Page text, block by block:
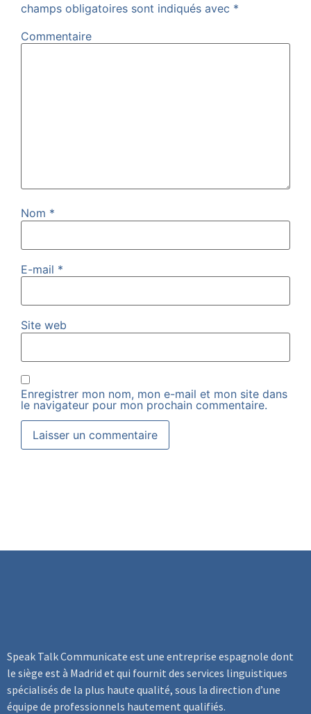
champs obligatoires sont indiqués avec *
Commentaire
Nom *
E-mail *
Site web
Enregistrer mon nom, mon e-mail et mon site dans
le navigateur pour mon prochain commentaire.
Speak Talk Communicate est une entreprise espagnole dont
le siège est à Madrid et qui fournit des services linguistiques
spécialisés de la plus haute qualité, sous la direction d’une
équipe de professionnels hautement qualifiés.